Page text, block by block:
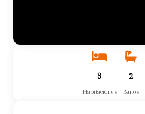
3
Habitaciones
2
Baños